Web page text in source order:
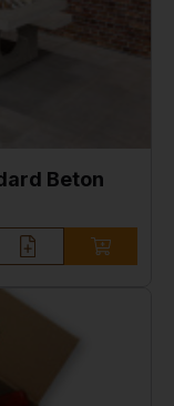
Beton